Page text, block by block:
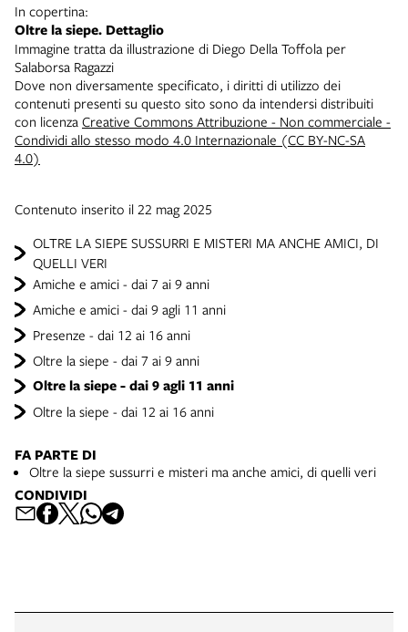
OLTRE LA SIEPE SUSSURRI E MISTERI MA ANCHE AMICI, DI
QUELLI VERI
Amiche e amici - dai 7 ai 9 anni
Amiche e amici - dai 9 agli 11 anni
Presenze - dai 12 ai 16 anni
Oltre la siepe - dai 7 ai 9 anni
Oltre la siepe - dai 9 agli 11 anni
Oltre la siepe - dai 12 ai 16 anni
In copertina:
Oltre la siepe. Dettaglio
Immagine tratta da illustrazione di Diego Della Toffola per
Salaborsa Ragazzi
Dove non diversamente specificato, i diritti di utilizzo dei
contenuti presenti su questo sito sono da intendersi distribuiti
con licenza Creative Commons Attribuzione - Non commerciale -
Condividi allo stesso modo 4.0 Internazionale (CC BY-NC-SA
4.0)
Contenuto inserito il 22 mag 2025
FA PARTE DI
Oltre la siepe sussurri e misteri ma anche amici, di quelli veri
CONDIVIDI